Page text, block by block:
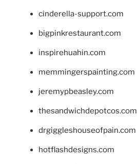
cinderella-support.com
bigpinkrestaurant.com
inspirehuahin.com
memmingerspainting.com
jeremypbeasley.com
thesandwichdepotcos.com
drgiggleshouseofpain.com
hotflashdesigns.com